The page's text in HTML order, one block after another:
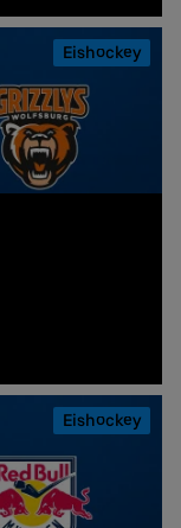
Eishockey
Eishockey